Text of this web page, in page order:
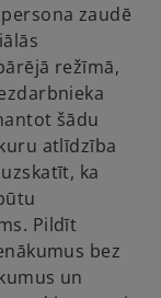
zaudē
režīmā,
šādu
atlīdzība
ka
Pildīt
bez
un